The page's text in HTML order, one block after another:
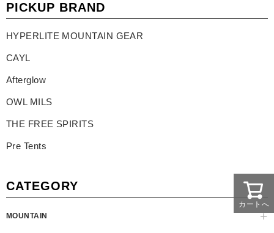
PICKUP BRAND
HYPERLITE MOUNTAIN GEAR
CAYL
Afterglow
OWL MILS
THE FREE SPIRITS
Pre Tents
CATEGORY
MOUNTAIN
カートへ